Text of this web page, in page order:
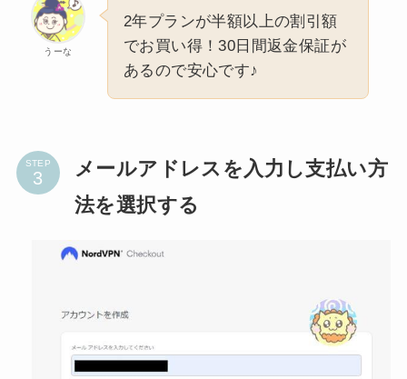
うーな
2年プランが半額以上の割引額
でお買い得！30日間返金保証が
あるので安心です♪
STEP
メールアドレスを入力し支払い方
法を選択する